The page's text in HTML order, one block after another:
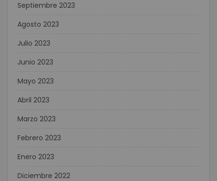
Septiembre 2023
Agosto 2023
Julio 2023
Junio 2023
Mayo 2023
Abril 2023
Marzo 2023
Febrero 2023
Enero 2023
Diciembre 2022